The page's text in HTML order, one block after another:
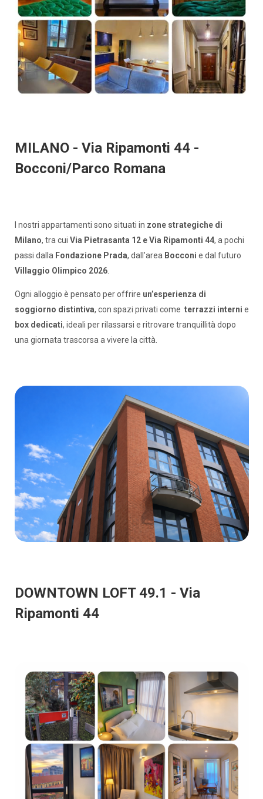
MILANO - Via Ripamonti 44 -
Bocconi/Parco Romana
I nostri appartamenti sono situati in zone strategiche di
Milano, tra cui Via Pietrasanta 12 e Via Ripamonti 44, a pochi
passi dalla Fondazione Prada, dall’area Bocconi e dal futuro
Villaggio Olimpico 2026.
Ogni alloggio è pensato per offrire un’esperienza di
soggiorno distintiva, con spazi privati come terrazzi interni e
box dedicati, ideali per rilassarsi e ritrovare tranquillità dopo
una giornata trascorsa a vivere la città.
DOWNTOWN LOFT 49.1 - Via
Ripamonti 44